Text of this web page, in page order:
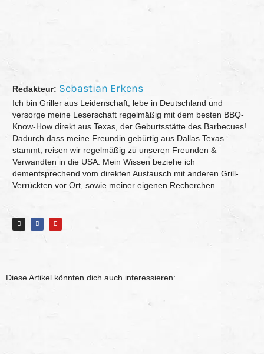
Redakteur: Sebastian Erkens
Ich bin Griller aus Leidenschaft, lebe in Deutschland und
versorge meine Leserschaft regelmäßig mit dem besten BBQ-
Know-How direkt aus Texas, der Geburtsstätte des Barbecues!
Dadurch dass meine Freundin gebürtig aus Dallas Texas
stammt, reisen wir regelmäßig zu unseren Freunden &
Verwandten in die USA. Mein Wissen beziehe ich
dementsprechend vom direkten Austausch mit anderen Grill-
Verrückten vor Ort, sowie meiner eigenen Recherchen.
Diese Artikel könnten dich auch interessieren: